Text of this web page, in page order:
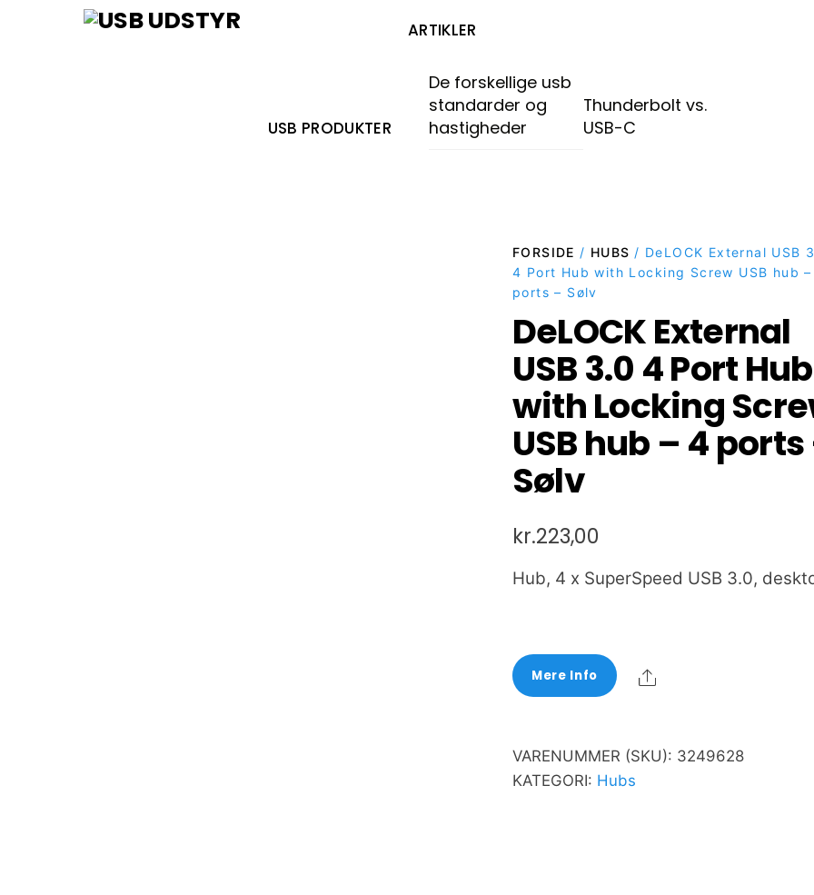
Menu
USB PRODUKTER
ARTIKLER
De forskellige usb
standarder og
hastigheder
Thunderbolt vs.
USB-C
FORSIDE / HUBS / DeLOCK External USB
4 Port Hub with Locking Screw USB hub
ports – Sølv
DeLOCK External
USB 3.0 4 Port Hub
with Locking
USB hub – 4
Sølv
kr.223,00
Hub, 4 x SuperSpeed USB 3.0,
Mere Info Share
VARENUMMER (SKU): 3249628
KATEGORI: Hubs